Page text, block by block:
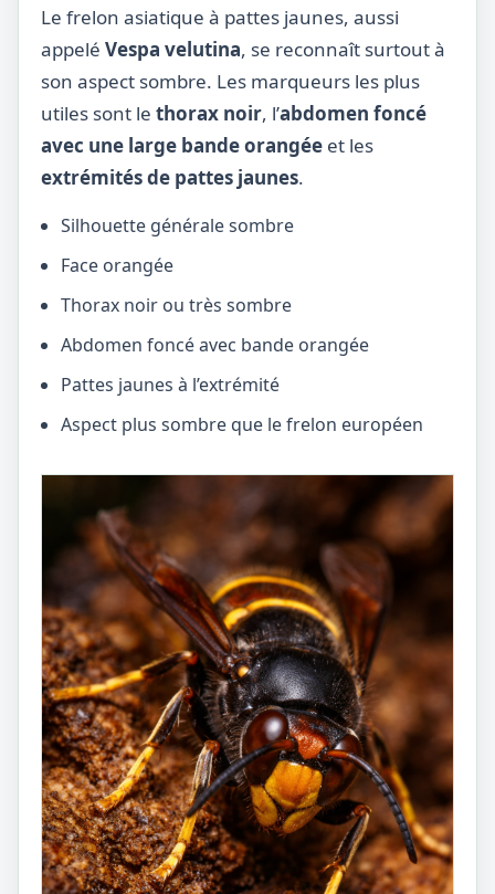
Le frelon asiatique à pattes jaunes, aussi
appelé Vespa velutina, se reconnaît surtout à
son aspect sombre. Les marqueurs les plus
utiles sont le thorax noir, l’abdomen foncé
avec une large bande orangée et les
extrémités de pattes jaunes.
Silhouette générale sombre
Face orangée
Thorax noir ou très sombre
Abdomen foncé avec bande orangée
Pattes jaunes à l’extrémité
Aspect plus sombre que le frelon européen